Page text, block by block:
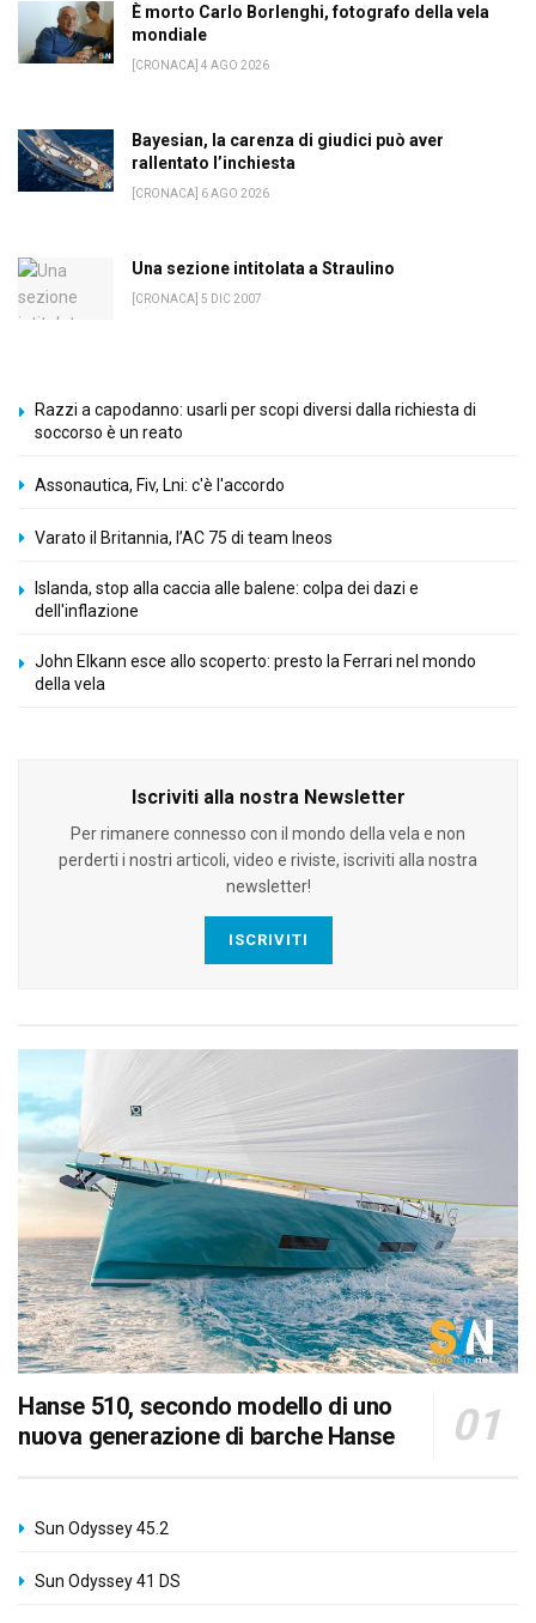
È morto Carlo Borlenghi, fotografo della vela
mondiale
[CRONACA] 4 AGO 2026
Bayesian, la carenza di giudici può aver
rallentato l’inchiesta
[CRONACA] 6 AGO 2026
Una sezione intitolata a Straulino
[CRONACA] 5 DIC 2007
Razzi a capodanno: usarli per scopi diversi dalla richiesta di
soccorso è un reato
Assonautica, Fiv, Lni: c'è l'accordo
Varato il Britannia, l’AC 75 di team Ineos
Islanda, stop alla caccia alle balene: colpa dei dazi e
dell'inflazione
John Elkann esce allo scoperto: presto la Ferrari nel mondo
della vela
Iscriviti alla nostra Newsletter
Per rimanere connesso con il mondo della vela e non
perderti i nostri articoli, video e riviste, iscriviti alla nostra
newsletter!
ISCRIVITI
Hanse 510, secondo modello di uno
nuova generazione di barche Hanse
Sun Odyssey 45.2
Sun Odyssey 41 DS